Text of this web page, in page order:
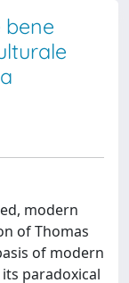
bene
modern
of Thomas
of modern
paradoxical